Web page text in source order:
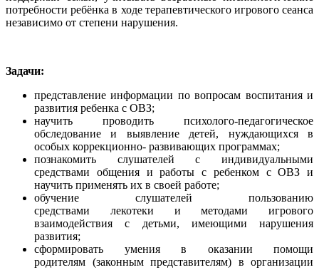
потребности ребёнка в ходе терапевтического игрового сеанса
независимо от степени нарушения.
Задачи:
представление информации по вопросам воспитания и
развития ребенка с ОВЗ;
научить проводить психолого-педагогическое
обследование и выявление детей, нуждающихся в
особых коррекционно- развивающих программах;
познакомить слушателей с индивидуальными
средствами общения и работы с ребенком с ОВЗ и
научить применять их в своей работе;
обучение слушателей пользованию
средствами лекотеки и методами игрового
взаимодействия с детьми, имеющими нарушения
развития;
сформировать умения в оказании помощи
родителям (законным представителям) в организации